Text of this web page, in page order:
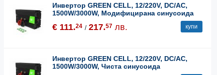
Инвертор GREEN CELL, 12/220V, DC/AC,
1500W/3000W, Модифицирана синусоида
€ 111.24 / 217.57 лв. купи
Инвертор GREEN CELL, 12/220V, DC/AC,
1500W/3000W, Чиста синусоида